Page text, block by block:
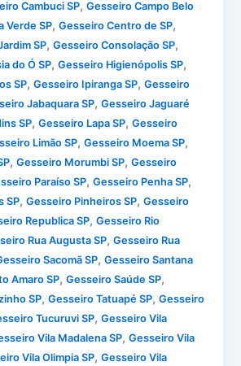
Cambuci SP,Gesseiro Campo Belo
Verde SP,Gesseiro Centro de SP,
SP,Gesseiro Consolação SP,
do Ó SP,Gesseiro Higienópolis SP,
SP,Gesseiro Ipiranga SP,Gesseiro
Jabaquara SP,Gesseiro Jaguaré
SP,Gesseiro Lapa SP,Gesseiro
Limão SP,Gesseiro Moema SP,
,Gesseiro Morumbi SP,Gesseiro
Paraíso SP,Gesseiro Penha SP,
SP,Gesseiro Pinheiros SP,Gesseiro
Republica SP,Gesseiro Rio
Rua Augusta SP,Gesseiro Rua
Sacomã SP,Gesseiro Santana
Amaro SP,Gesseiro Saúde SP,
SP,Gesseiro Tatuapé SP,Gesseiro
Tucuruvi SP,Gesseiro Vila
Vila Madalena SP,Gesseiro Vila
Vila Olimpia SP,Gesseiro Vila